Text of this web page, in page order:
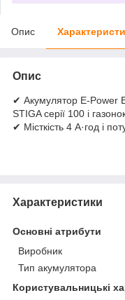
Опис
Опис
✔ Акумулятор E-Power
STIGA серії 100 і
✔ Місткість 4 А·год і
Характеристики
Основні атрибути
Виробник
Тип акумулятора
Користувальницькі